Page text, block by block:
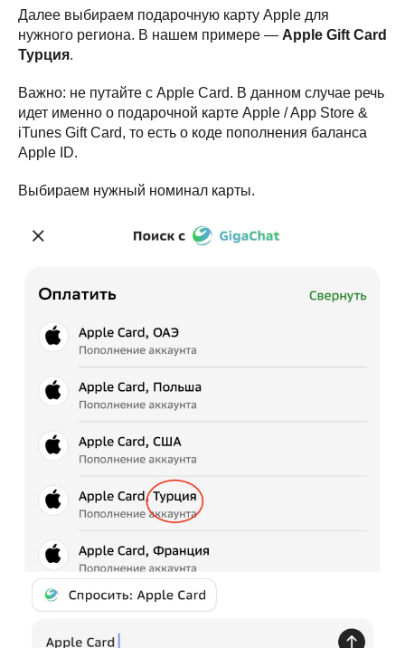
Далее выбираем подарочную карту Apple для
нужного региона. В нашем примере — Apple Gift Card
Турция.
Важно: не путайте с Apple Card. В данном случае речь
идет именно о подарочной карте Apple / App Store &
iTunes Gift Card, то есть о коде пополнения баланса
Apple ID.
Выбираем нужный номинал карты.